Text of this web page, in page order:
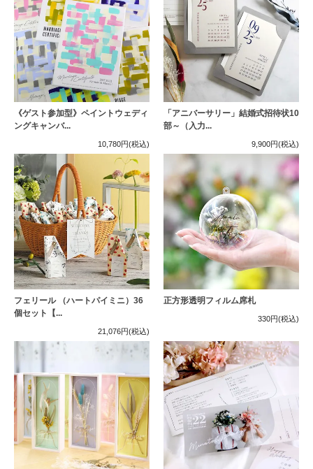
《ゲスト参加型》ペイントウェディ
ングキャンバ...
10,780円(税込)
「アニバーサリー」結婚式招待状10
部～（入力...
9,900円(税込)
フェリール （ハートパイミニ）36
個セット【...
21,076円(税込)
正方形透明フィルム席札
330円(税込)